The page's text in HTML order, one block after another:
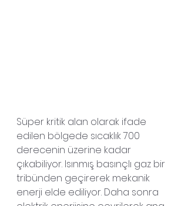
Süper kritik alan olarak ifade
edilen bölgede sıcaklık 700
derecenin üzerine kadar
çıkabiliyor. Isınmış basınçlı gaz bir
tribünden geçirerek mekanik
enerji elde ediliyor. Daha sonra